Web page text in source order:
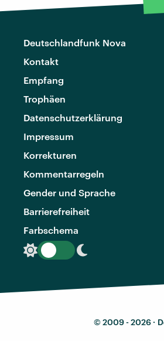
Deutschlandfunk Nova
Kontakt
Empfang
Trophäen
Datenschutzerklärung
Impressum
Korrekturen
Kommentarregeln
Gender und Sprache
Barrierefreiheit
Farbschema
© 2009 - 2026 ·